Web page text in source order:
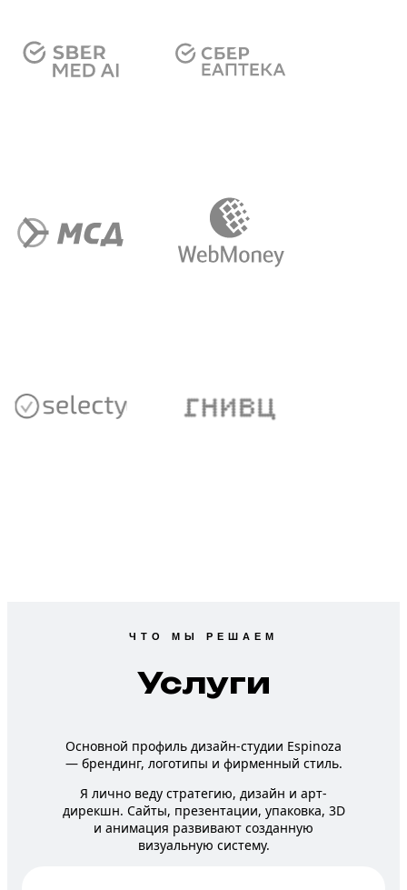
ЧТО МЫ РЕШАЕМ
Услуги
Основной профиль дизайн-студии Espinoza
— брендинг, логотипы и фирменный стиль.
Я лично веду стратегию, дизайн и арт-
дирекшн. Сайты, презентации, упаковка, 3D
и анимация развивают созданную
визуальную систему.